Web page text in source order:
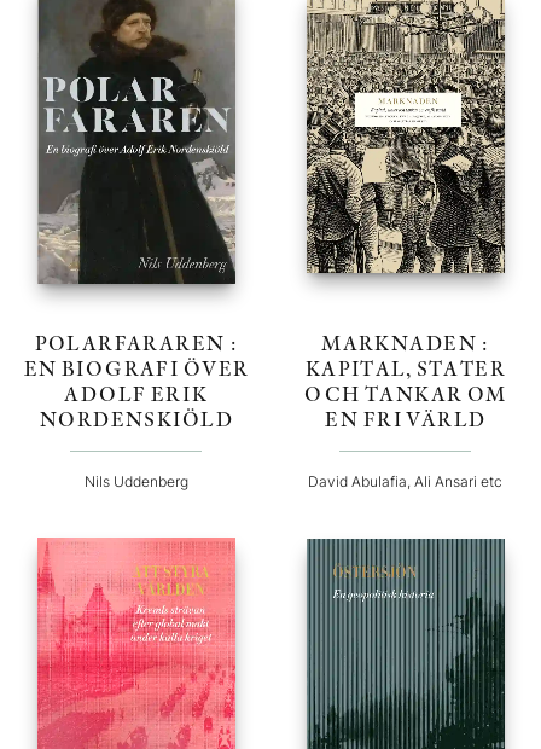
POLARFARAREN :
EN BIOGRAFI ÖVER
ADOLF ERIK
NORDENSKIÖLD
Nils Uddenberg
MARKNADEN :
KAPITAL, STATER
OCH TANKAR OM
EN FRI VÄRLD
David Abulafia, Ali Ansari etc